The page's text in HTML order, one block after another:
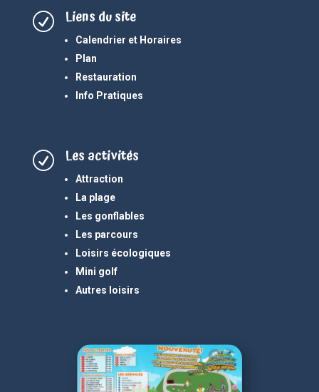
R Liens du site
Calendrier et Horaires
Plan
Restauration
Info Pratiques
R Les activités
Attraction
La plage
Les gonflables
Les parcours
Loisirs écologiques
Mini golf
Autres loisirs